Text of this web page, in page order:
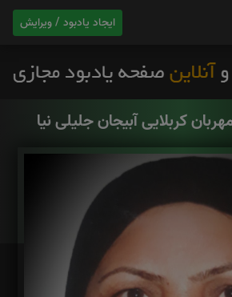
ایجاد یادبود / ویرایش
کربلایی آبیجان جلیلی نیا